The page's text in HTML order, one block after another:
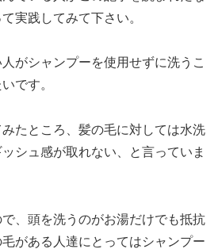
実践してみて下さい。
がシャンプーを使用せずに洗うこ
です。
たところ、髪の毛に対しては水洗
シュ感が取れない、と言っていま
、頭を洗うのがお湯だけでも抵抗
がある人達にとってはシャンプー